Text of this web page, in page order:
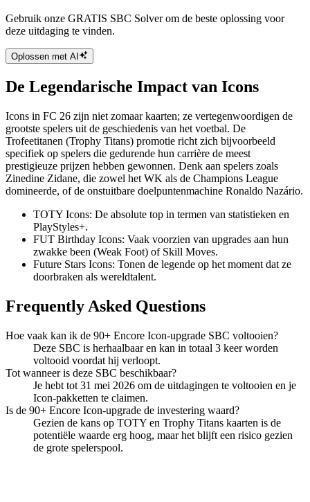
Gebruik onze GRATIS SBC Solver om de beste oplossing voor
deze uitdaging te vinden.
Oplossen met AI
De Legendarische Impact van Icons
Icons in FC 26 zijn niet zomaar kaarten; ze vertegenwoordigen de
grootste spelers uit de geschiedenis van het voetbal. De
Trofeetitanen (Trophy Titans) promotie richt zich bijvoorbeeld
specifiek op spelers die gedurende hun carrière de meest
prestigieuze prijzen hebben gewonnen. Denk aan spelers zoals
Zinedine Zidane, die zowel het WK als de Champions League
domineerde, of de onstuitbare doelpuntenmachine Ronaldo Nazário.
TOTY Icons: De absolute top in termen van statistieken en
PlayStyles+.
FUT Birthday Icons: Vaak voorzien van upgrades aan hun
zwakke been (Weak Foot) of Skill Moves.
Future Stars Icons: Tonen de legende op het moment dat ze
doorbraken als wereldtalent.
Frequently Asked Questions
Hoe vaak kan ik de 90+ Encore Icon-upgrade SBC voltooien?
Deze SBC is herhaalbaar en kan in totaal 3 keer worden
voltooid voordat hij verloopt.
Tot wanneer is deze SBC beschikbaar?
Je hebt tot 31 mei 2026 om de uitdagingen te voltooien en je
Icon-pakketten te claimen.
Is de 90+ Encore Icon-upgrade de investering waard?
Gezien de kans op TOTY en Trophy Titans kaarten is de
potentiële waarde erg hoog, maar het blijft een risico gezien
de grote spelerspool.